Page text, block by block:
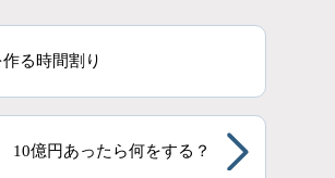
る時間割り
10億円あったら何をする？